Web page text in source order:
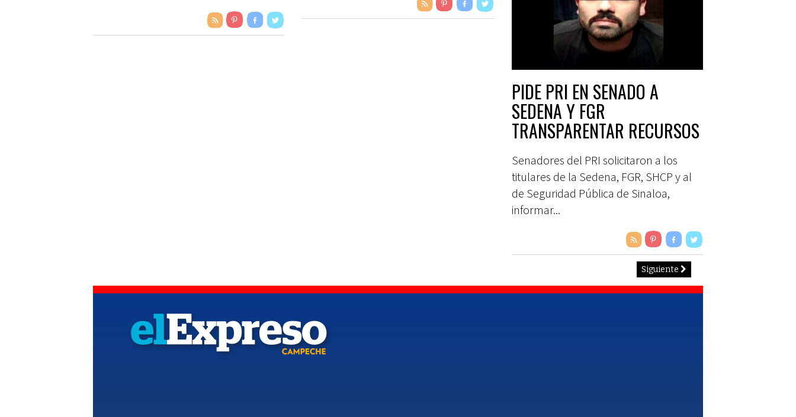
PIDE PRI EN SENADO A
SEDENA Y FGR
TRANSPARENTAR RECURSOS
ASEGURADOS A OVIDIO
GUZMÁN
Senadores del PRI solicitaron a los
titulares de la Sedena, FGR, SHCP y al
de Seguridad Pública de Sinaloa,
informar...
Siguiente